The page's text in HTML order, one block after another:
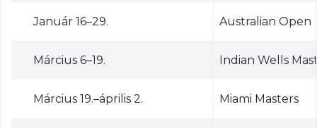
Január 16–29. Australian Open
Március 6–19. Indian Wells
Március 19.–április 2. Miami Masters